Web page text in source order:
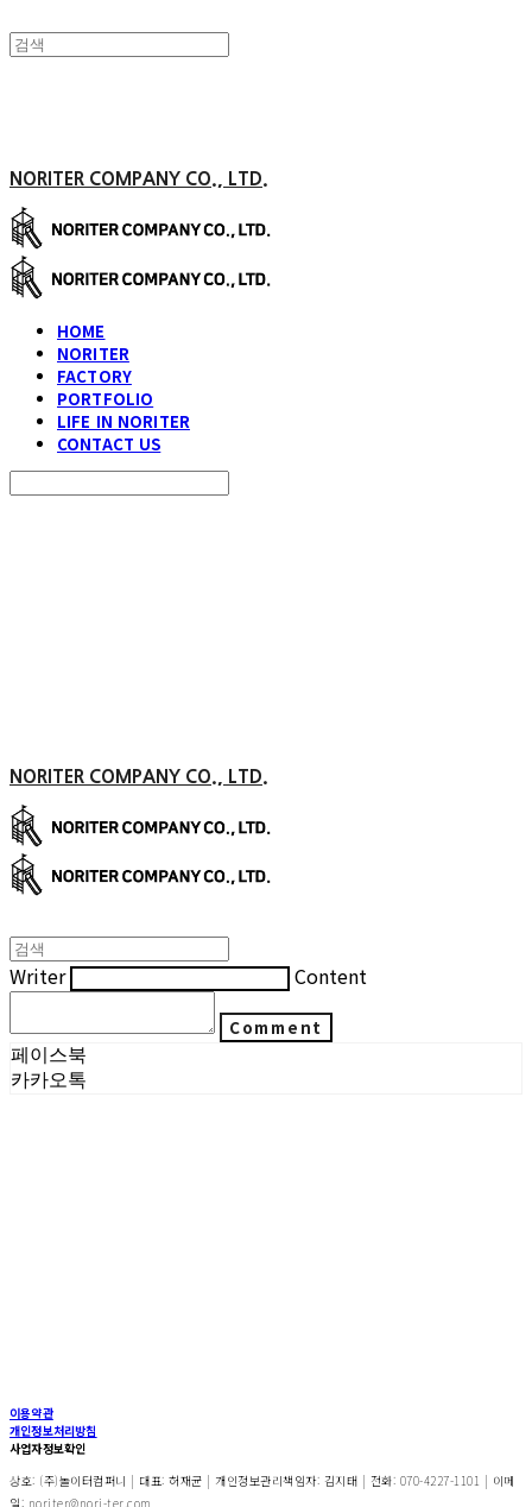
NORITER COMPANY CO., LTD.
HOME
NORITER
FACTORY
PORTFOLIO
LIFE IN NORITER
CONTACT US
NORITER COMPANY CO., LTD.
Writer Content
Comment
페이스북
카카오톡
이용약관
개인정보처리방침
사업자정보확인
상호: (주)놀이터컴퍼니 | 대표: 허재균 | 개인정보관리책임자: 김지태 | 전화: 070-4227-1101 | 이메
일: noriter@nori-ter.com